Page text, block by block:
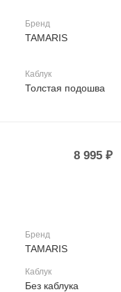
Бренд
TAMARIS
Каблук
Толстая подошва
8 995 ₽
Бренд
TAMARIS
Каблук
Без каблука